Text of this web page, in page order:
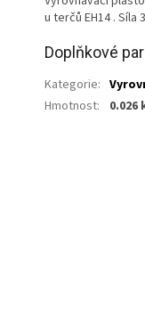
u terčů EH14 . Síla
Doplňkové
Kategorie:
Hmotnost: 0.026